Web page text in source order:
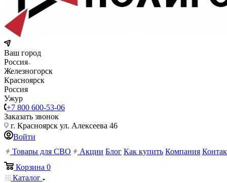
Ваш город
Россия
Железногорск
Красноярск
Россия
Ужур
+7 800 600-53-06
Заказать звонок
г. Красноярск ул. Алексеева 46
Войти
Товары для СВО
Акции Блог Как купить Компания
Корзина 0
Каталог